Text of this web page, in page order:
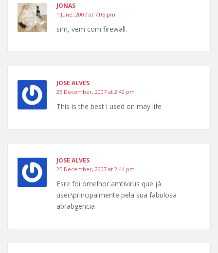
JONAS
1 June, 2007 at 7:05 pm
sim, vem com firewall.
JOSE ALVES
25 December, 2007 at 2:40 pm
This is the best i used on may life
JOSE ALVES
25 December, 2007 at 2:44 pm
Esre foi omelhor amtivirus que já
usei.\principalmente pela sua fabulosa
abrabgencia